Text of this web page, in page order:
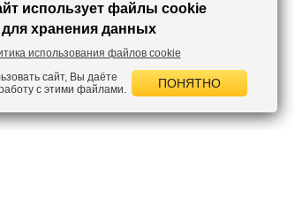
использует файлы cookie
для хранения данных
использования файлов cookie
сайт, Вы даёте
с этими файлами.
ПОНЯТНО